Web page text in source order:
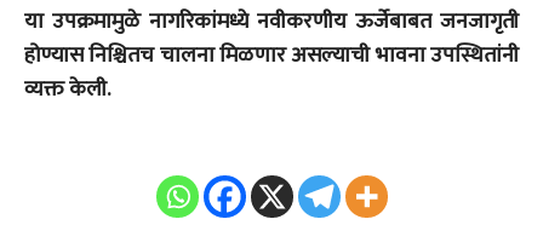
या उपक्रमामुळे नागरिकांमध्ये नवीकरणीय ऊर्जेबाबत जनजागृती
होण्यास निश्चितच चालना मिळणार असल्याची भावना उपस्थितांनी
व्यक्त केली.